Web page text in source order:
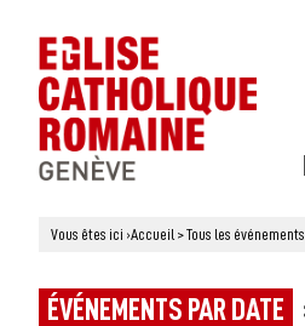
Vous êtes ici ›Accueil >Tous les événements
ÉVÉNEMENTS PAR DATE